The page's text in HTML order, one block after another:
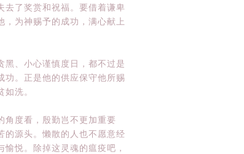
去了奖赏和祝福。要借着谦卑
，为神赐予的成功，满心献上
黑、小心谨慎度日，都不过是
功。正是他的供应保守他所赐
洗。
角度看，殷勤岂不更加重要
的源头。懒散的人也不愿意经
悦。除掉这灵魂的瘟疫吧，